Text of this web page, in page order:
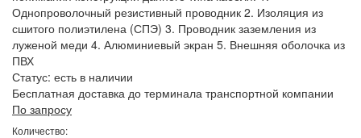
Однопроволочный резистивный проводник 2. Изоляция из
сшитого полиэтилена (СПЭ) 3. Проводник заземления из
луженой меди 4. Алюминиевый экран 5. Внешняя оболочка из
ПВХ
Статус: есть в наличии
Бесплатная доставка до терминала транспортной компании
По запросу
Количество: